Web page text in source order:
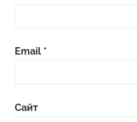
Email *
Сайт